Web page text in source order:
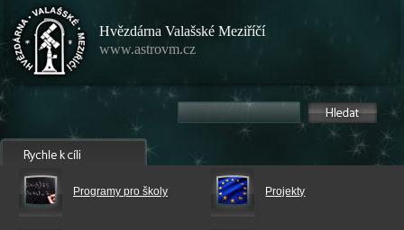
Hvězdárna Valašské Meziříčí
www.astrovm.cz
Programy pro školy Projekty